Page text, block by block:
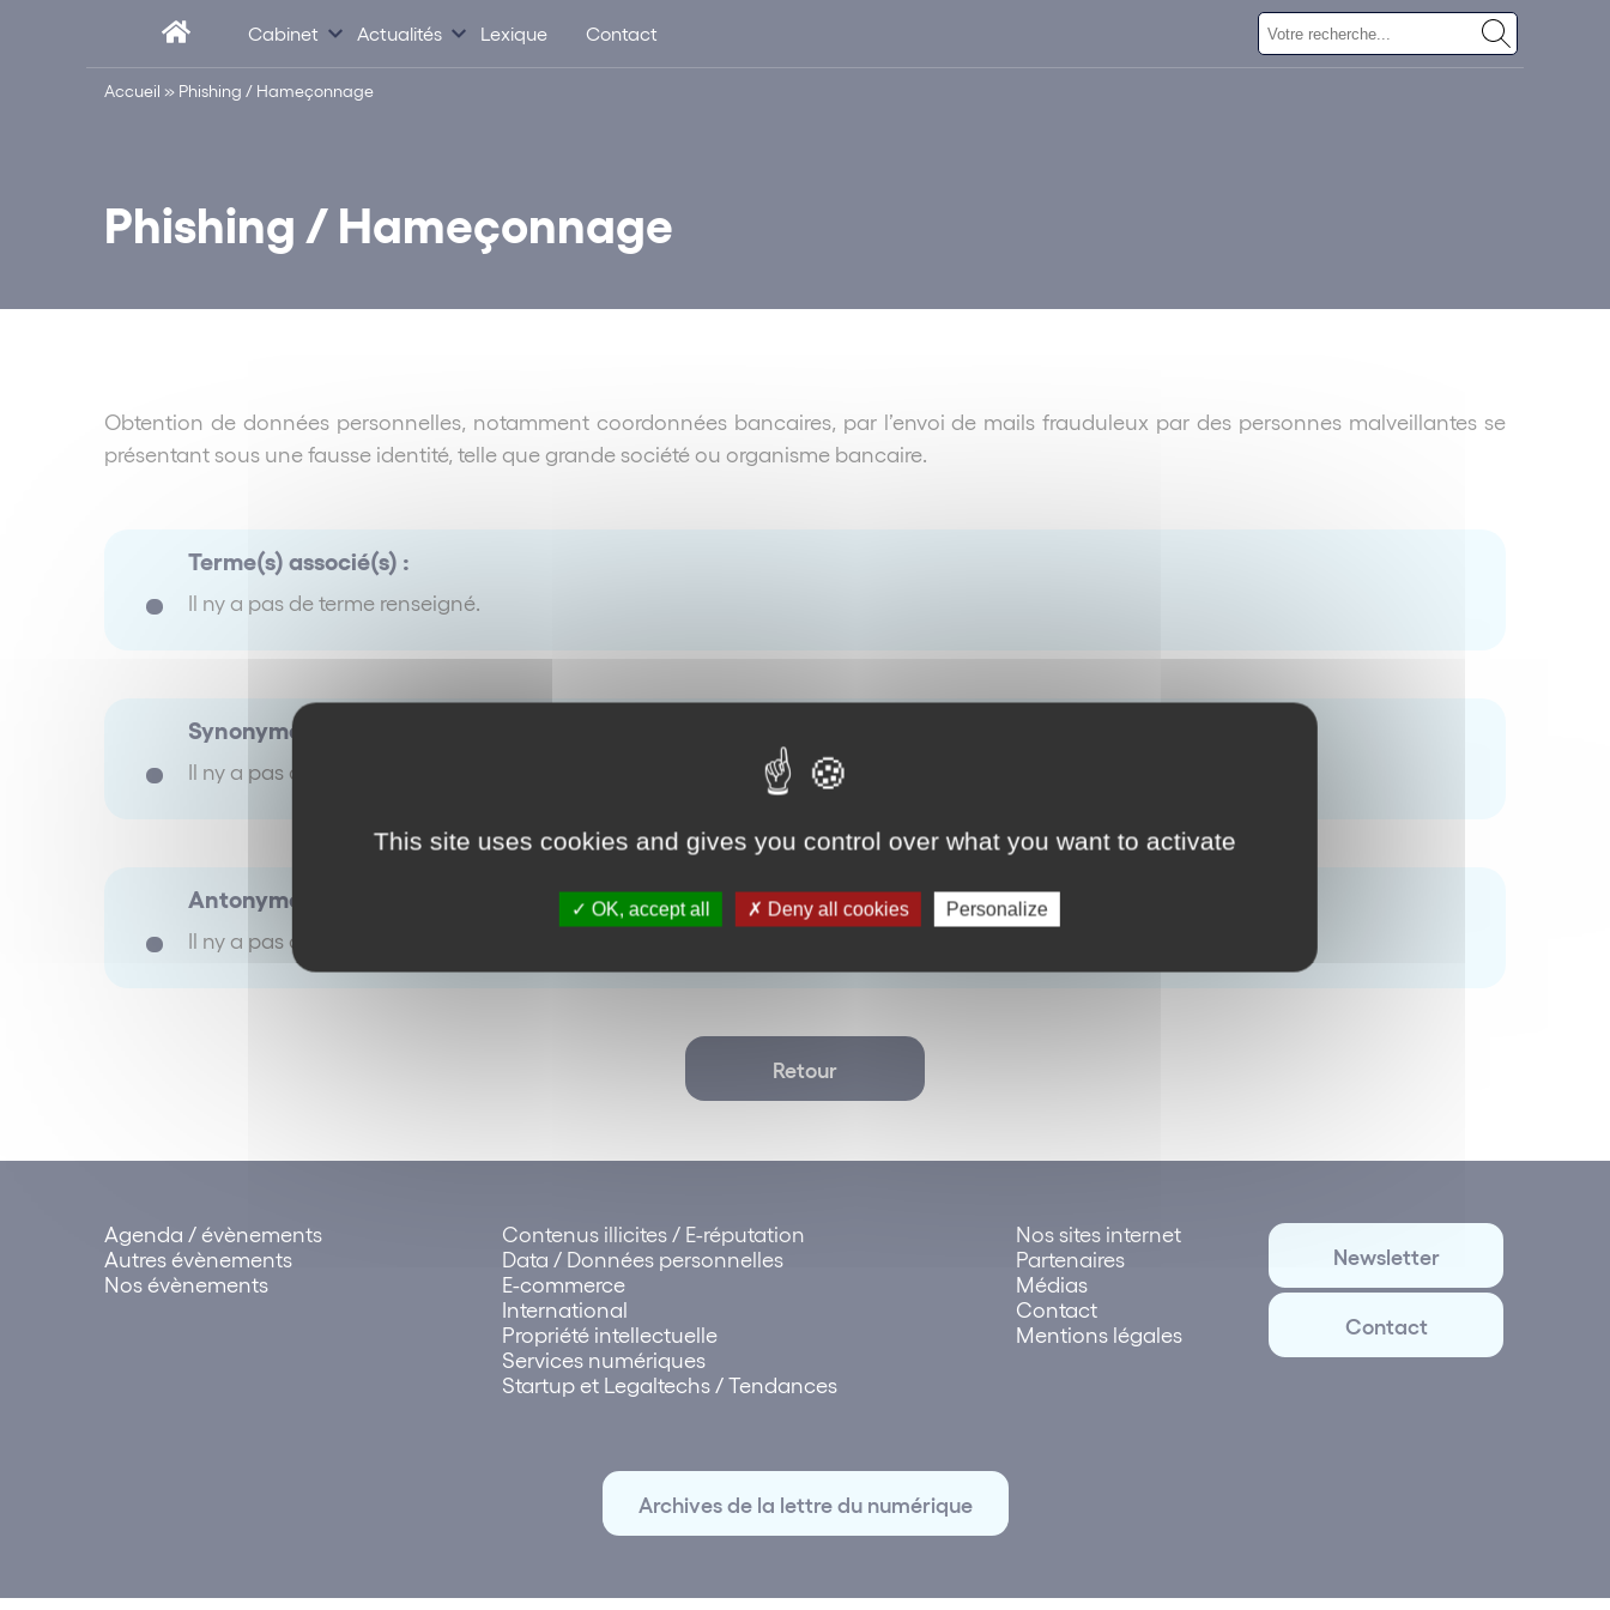
Cabinet Actualités Lexique Contact
Accueil » Phishing / Hameçonnage
Phishing / Hameçonnage
Obtention de données personnelles, notamment coordonnées bancaires, par l’envoi de mails frauduleux par des personnes malveillantes se
présentant sous une fausse identité, telle que grande société ou organisme bancaire.
Terme(s) associé(s) :
Il ny a pas de terme renseigné.
Synonyme(s) :
Il ny a pas de terme renseigné.
Antonyme(s) :
Il ny a pas de terme renseigné.
Retour
Agenda / évènements
Autres évènements
Nos évènements
Contenus illicites / E-réputation
Data / Données personnelles
E-commerce
International
Propriété intellectuelle
Services numériques
Startup et Legaltechs / Tendances
Nos sites internet
Partenaires
Médias
Contact
Mentions légales
Newsletter
Contact
Archives de la lettre du numérique
This site uses cookies and gives you control over what you want to activate
OK, accept all Deny all cookies Personalize